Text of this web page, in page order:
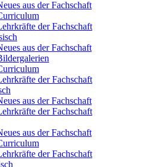
aus der Fachschaft
der Fachschaft
aus der Fachschaft
der Fachschaft
aus der Fachschaft
der Fachschaft
aus der Fachschaft
der Fachschaft